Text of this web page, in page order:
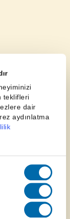
teklifleri
dair
aydınlatma